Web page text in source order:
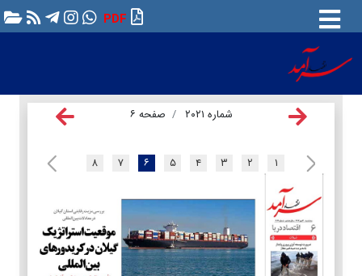
PDF
شماره ۲۰۲۱ صفحه ۶
۱ ۲ ۳ ۴ ۵ ۶ ۷ ۸